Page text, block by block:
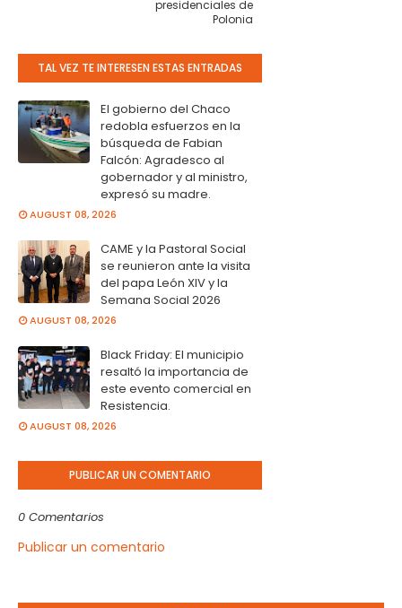
presidenciales de
Polonia
TAL VEZ TE INTERESEN ESTAS ENTRADAS
El gobierno del Chaco
redobla esfuerzos en la
búsqueda de Fabian
Falcón: Agradesco al
gobernador y al ministro,
expresó su madre.
AUGUST 08, 2026
CAME y la Pastoral Social
se reunieron ante la visita
del papa León XIV y la
Semana Social 2026
AUGUST 08, 2026
Black Friday: El municipio
resaltó la importancia de
este evento comercial en
Resistencia.
AUGUST 08, 2026
PUBLICAR UN COMENTARIO
0 Comentarios
Publicar un comentario